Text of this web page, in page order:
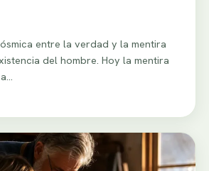
entre la verdad y la mentira
del hombre. Hoy la mentira